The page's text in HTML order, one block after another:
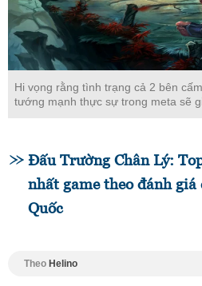
Hi vọng rằng tình trạng cả 2 bên
tướng mạnh thực sự trong meta sẽ
Đấu Trường Chân Lý:
nhất game theo đánh
Quốc
Theo Helino